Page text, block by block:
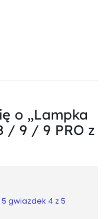
o „Lampka
/ 9 / 9 PRO z
5 gwiazdek 4 z 5